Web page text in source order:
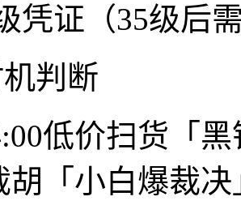
凭证（35级后
判断
低价扫货「
胡「小白爆裁